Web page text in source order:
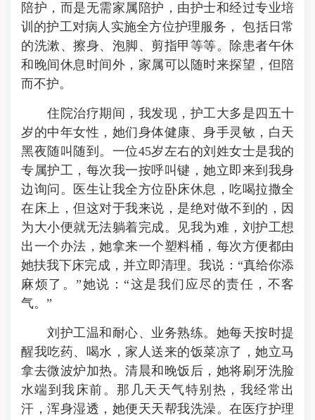
陪护，而是无需家属陪护，由护士和经过专业培
训的护工对病人实施全方位护理服务， 包括日常
的洗漱、擦身、泡脚、剪指甲等等。除患者午休
和晚间休息时间外，家属可以随时来探望，但陪
而不护。
住院治疗期间，我发现，护工大多是四五十
岁的中年女性，她们身体健康、身手灵敏，白天
黑夜随叫随到。一位45岁左右的刘姓女士是我的
专属护工，每次我一按呼叫键，她立即来到我身
边询问。医生让我全方位卧床休息，吃喝拉撒全
在床上，但这对于我来说，是绝对做不到的，因
为大小便就无法躺着完成。见我为难，刘护工想
出一个办法，她拿来一个塑料桶，每次方便都由
她扶我下床完成，并立即清理。我说：“真给你添
麻烦了。”她说：“这是我们应尽的责任，不客
气。”
刘护工温和耐心、业务熟练。她每天按时提
醒我吃药、喝水，家人送来的饭菜凉了，她立马
拿去微波炉加热。清晨和晚饭后，她将刷牙洗脸
水端到我床前。那几天天气特别热，我经常出
汗，浑身湿透，她便天天帮我洗澡。在医疗护理